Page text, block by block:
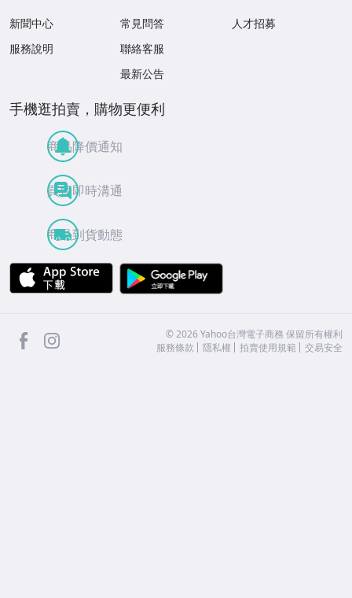
新聞中心
服務說明
常見問答
聯絡客服
最新公告
人才招募
手機逛拍賣，購物更便利
商品降價通知
買賣即時溝通
商品到貨動態
APP Store
facebook ©2026 Yahoo台灣電子商務 保留所有權利
服務條款
隱私權 拍賣使用規範 交易安全